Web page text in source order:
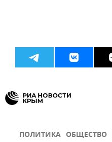
ПОЛИТИКА ОБЩЕСТВО